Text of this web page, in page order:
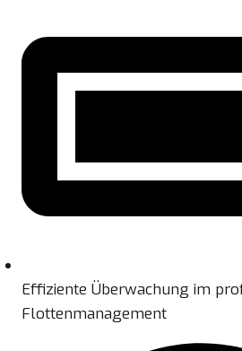
Effiziente Überwachung im
Flottenmanagement